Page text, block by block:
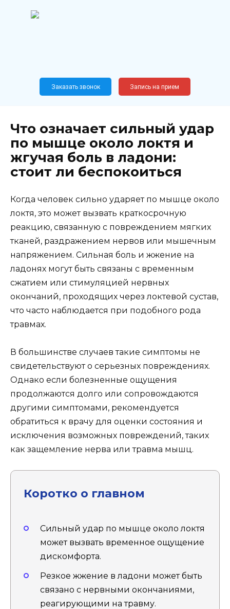
Новослободская, 62, к12
Заказать звонок Запись на прием
Что означает сильный удар
по мышце около локтя и
жгучая боль в ладони:
стоит ли беспокоиться
Когда человек сильно ударяет по мышце около
локтя, это может вызвать краткосрочную
реакцию, связанную с повреждением мягких
тканей, раздражением нервов или мышечным
напряжением. Сильная боль и жжение на
ладонях могут быть связаны с временным
сжатием или стимуляцией нервных
окончаний, проходящих через локтевой сустав,
что часто наблюдается при подобного рода
травмах.
В большинстве случаев такие симптомы не
свидетельствуют о серьезных повреждениях.
Однако если болезненные ощущения
продолжаются долго или сопровождаются
другими симптомами, рекомендуется
обратиться к врачу для оценки состояния и
исключения возможных повреждений, таких
как защемление нерва или травма мышц.
Коротко о главном
Сильный удар по мышце около локтя
может вызвать временное ощущение
дискомфорта.
Резкое жжение в ладони может быть
связано с нервными окончаниями,
реагирующими на травму.